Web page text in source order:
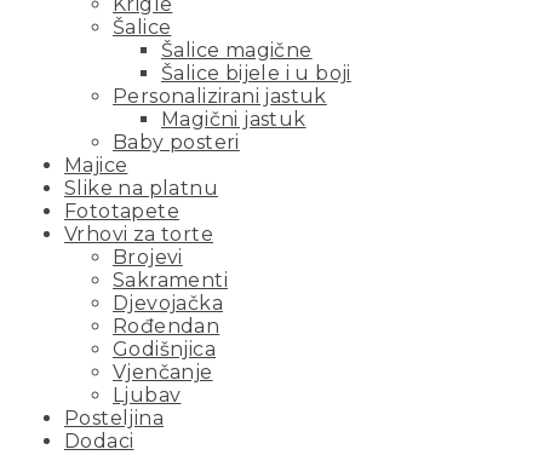
Krigle
Šalice
Šalice magične
Šalice bijele i u boji
Personalizirani jastuk
Magični jastuk
Baby posteri
Majice
Slike na platnu
Fototapete
Vrhovi za torte
Brojevi
Sakramenti
Djevojačka
Rođendan
Godišnjica
Vjenčanje
Ljubav
Posteljina
Dodaci